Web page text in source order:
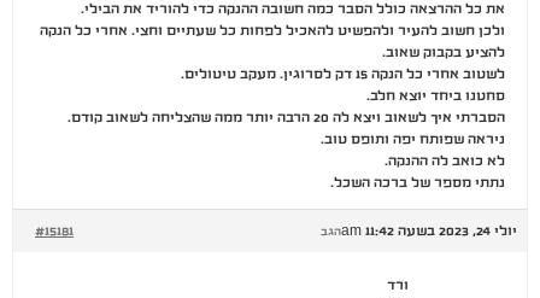
את כל ההרצאה כולל הסבר כמה חשובה ההנקה כדי להוריד את הבילי.
ולכן חשוב להעיר ולהפשיט להאכיל לפחות כל שעתיים וחצי. אחרי כל הנקה
להציע בקבוק שאוב.
לשטוב אחרי כל הנקה 15 דק לסרוגין. מעקב טיטולים.
סחטנו ביחד יוצא חלב.
הסברתי איך לשאוב ויצא לה 20 הרבה יותר ממה שהצליחה לשאוב קודם.
ניראה שפותח יפה ותופס טוב.
לא כואב לה ההנקה.
נתתי מספר של ברכה השכל.
יולי 24, 2023 בשעה 11:42 am #15181 הגב
ורד